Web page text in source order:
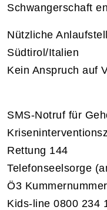
Schwangerschaft
Nützliche
Südtirol/Italien
Kein Anspruch auf
SMS-Notruf für
Rettung 144
Telefonseelsorge
Ö3
Kids-line 0800 234